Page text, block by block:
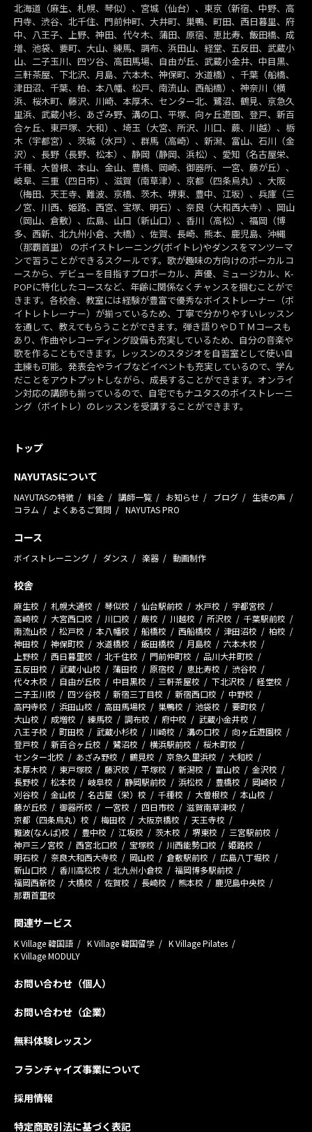
北海道（麻生、札幌、琴似）、宮城（仙台）、東京（新宿、中野、高
円寺、渋谷、北千住、門前仲町、大井町、巣鴨、町田、西日暮里、府
中、八王子、上野、神田、代々木、蒲田、原宿、恵比寿、飯田橋、成
増、池袋、要町、大山、練馬、調布、浜田山、経堂、五反田、武蔵小
山、二子玉川、四ツ谷、高田馬場、自由が丘、武蔵小金井、中目黒、
三軒茶屋、下北沢、月島、六本木、神保町、水道橋）、千葉（船橋、
津田沼、千葉、柏、本八幡、松戸、南流山、西船橋）、神奈川（横
浜、桜木町、藤沢、川崎、本厚木、センター北、鷺沼、鶴見、京急久
里浜、武蔵小杉、あざみ野、溝の口、平塚、向ヶ丘遊園、登戸、新百
合ヶ丘、東戸塚、大和）、埼玉（大宮、所沢、川口、蕨、川越）、栃
木（宇都宮）、茨城（水戸）、群馬（高崎）、新潟、富山、石川（金
沢）、長野（長野、松本）、静岡（静岡、浜松）、愛知（名古屋栄、
千種、大曽根、本山、金山、豊橋、岡崎、御器所、一宮、藤が丘）、
岐阜、三重（四日市）、滋賀（南草津）、京都（四条烏丸）、大阪
（梅田、天王寺、難波、京橋、茨木、堺東、豊中、江坂）、兵庫（三
ノ宮、川西、姫路、西宮、宝塚、明石）、奈良（大和西大寺）、岡山
（岡山、倉敷）、広島、山口（新山口）、香川（高松）、福岡（博
多、西新、北九州小倉、大橋）、佐賀、長崎、熊本、鹿児島、沖縄
（那覇首里） のボイストレーニング(ボイトレ)やダンスをマンツーマ
ンで習うことができるスクールです。歌が趣味の方向けのボーカルコ
ースから、デビューを目指すプロボーカル、声優、ミュージカル、K-
POPに特化したコースなど、年齢に関係なくチャンスを掴むことがで
きます。各校舎、教室には経験が豊富で優秀なボイストレーナー（ボ
イトレトレーナー）が揃っているため、丁寧で分かりやすいレッスン
を通して、教えてもらうことができます。弾き語りやＤＴＭコースも
あり、作曲やレコーディング設備も充実しているため、自分の音楽や
歌を作ることもできます。レッスンのスタジオを自習室として使い自
主練も可能。発表会やライブなどイベントも充実しているので、学ん
だことをアウトプットしながら、成長することができます。オンライ
ン対応の講師も揃っているので、自宅でもナユタスのボイストレーニ
ング（ボイトレ）のレッスンを受講することができます。
トップ
NAYUTASについて
NAYUTASの特徴 料金 講師一覧 お知らせ ブログ
生徒の声
コラム
よくあるご質問 NAYUTAS PRO
コース
ボイストレーニング ダンス 楽器 動画制作
校舎
麻生校 札幌大通校 琴似校 仙台駅前校 水戸校
宇都宮校
高崎校
大宮西口校 川口校 蕨校 川越校 所沢校
千葉駅前校
南流山校
松戸校 本八幡校 船橋校 西船橋校 津田沼校
柏校
神田校
神保町校 水道橋校 飯田橋校 月島校
六本木校
上野校
西日暮里校 北千住校 門前仲町校
品川大井町校
五反田校
武蔵小山校 蒲田校 原宿校 恵比寿校
渋谷校
代々木校
自由が丘校 中目黒校 三軒茶屋校 下北沢校
経堂校
二子玉川校
四ツ谷校 新宿三丁目校 新宿西口校
中野校
高円寺校
浜田山校 高田馬場校 巣鴨校 池袋校
要町校
大山校
成増校 練馬校 調布校 府中校
武蔵小金井校
八王子校
町田校 武蔵小杉校 川崎校 溝の口校
向ヶ丘遊園校
登戸校
新百合ヶ丘校 鷺沼校 横浜駅前校
桜木町校
センター北校
あざみ野校 鶴見校 京急久里浜校
大和校
本厚木校
東戸塚校 藤沢校 平塚校 新潟校 富山校
金沢校
長野校
松本校 岐阜校 静岡駅前校 浜松校 豊橋校
岡崎校
刈谷校
金山校 名古屋（栄）校 千種校 大曽根校
本山校
藤が丘校
御器所校 一宮校 四日市校
滋賀南草津校
京都（四条烏丸）校
梅田校 大阪京橋校
天王寺校
難波(なんば)校
豊中校 江坂校 茨木校 堺東校
三宮駅前校
神戸三ノ宮校
西宮北口校 宝塚校 川西能勢口校
姫路校
明石校
奈良大和西大寺校 岡山校 倉敷駅前校
広島八丁堀校
新山口校
香川高松校 北九州小倉校
福岡博多駅前校
福岡西新校
大橋校 佐賀校 長崎校 熊本校
鹿児島中央校
那覇首里校
関連サービス
K Village 韓国語 K Village 韓国留学
K Village Pilates
K Village MODULY
お問い合わせ（個人）
お問い合わせ（企業）
無料体験レッスン
フランチャイズ事業について
採用情報
特定商取引法に基づく表記